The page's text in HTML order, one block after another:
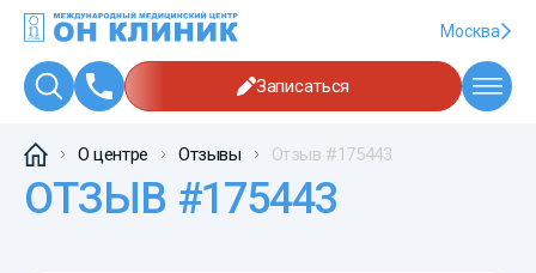
Москва
Записаться
О центре Отзывы Отзыв #175443
ОТЗЫВ #175443